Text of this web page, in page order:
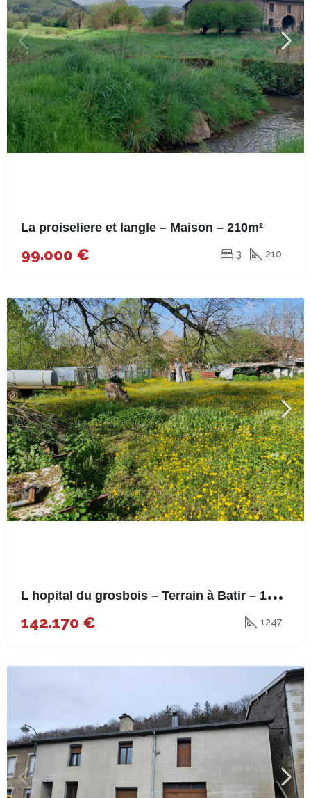
La proiseliere et langle – Maison – 210m²
99.000 € 3 210
L
hopital du grosbois – Terrain à Batir – 1247m²
142.170 € 1247